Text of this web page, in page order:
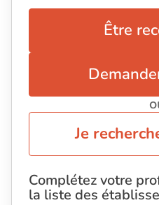
Être
Je
Complétez votre
la liste des